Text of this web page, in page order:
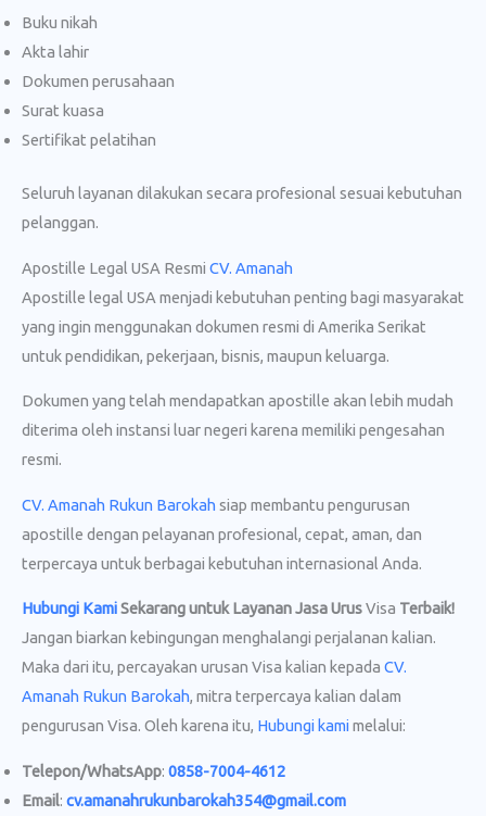
Buku nikah
Akta lahir
Dokumen perusahaan
Surat kuasa
Sertifikat pelatihan
Seluruh layanan dilakukan secara profesional sesuai kebutuhan
pelanggan.
Apostille Legal USA Resmi CV. Amanah
Apostille legal USA menjadi kebutuhan penting bagi masyarakat
yang ingin menggunakan dokumen resmi di Amerika Serikat
untuk pendidikan, pekerjaan, bisnis, maupun keluarga.
Dokumen yang telah mendapatkan apostille akan lebih mudah
diterima oleh instansi luar negeri karena memiliki pengesahan
resmi.
CV. Amanah Rukun Barokah siap membantu pengurusan
apostille dengan pelayanan profesional, cepat, aman, dan
terpercaya untuk berbagai kebutuhan internasional Anda.
Hubungi KamiSekarang untuk Layanan Jasa UrusVisa Terbaik!
Jangan biarkan kebingungan menghalangi perjalanan kalian.
Maka dari itu, percayakan urusan Visa kalian kepada CV.
Amanah Rukun Barokah, mitra terpercaya kalian dalam
pengurusan Visa. Oleh karena itu, Hubungi kamimelalui:
Telepon/WhatsApp: 0858-7004-4612
Email: cv.amanahrukunbarokah354@gmail.com